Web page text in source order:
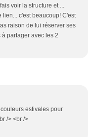
voir la structure et ...
lien... c'est beaucoup! C'est
raison de lui réserver ses
à partager avec les 2
estivales pour
/> <br />